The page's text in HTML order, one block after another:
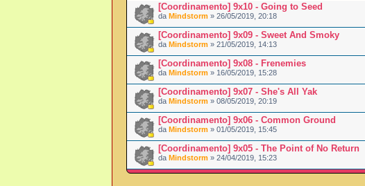
[Coordinamento] 9x10 - Going to Seed
da Mindstorm » 26/05/2019, 20:18
[Coordinamento] 9x09 - Sweet And Smoky
da Mindstorm » 21/05/2019, 14:13
[Coordinamento] 9x08 - Frenemies
da Mindstorm » 16/05/2019, 15:28
[Coordinamento] 9x07 - She's All Yak
da Mindstorm » 08/05/2019, 20:19
[Coordinamento] 9x06 - Common Ground
da Mindstorm » 01/05/2019, 15:45
[Coordinamento] 9x05 - The Point of No Return
da Mindstorm » 24/04/2019, 15:23